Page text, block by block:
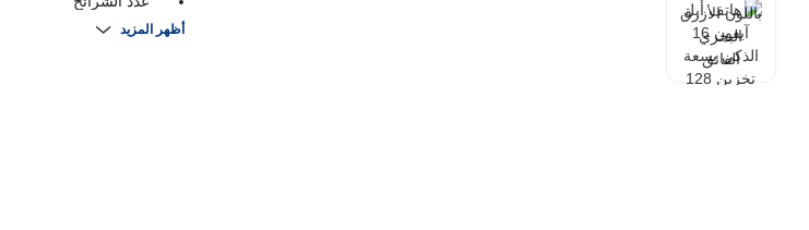
أظهر المزيد